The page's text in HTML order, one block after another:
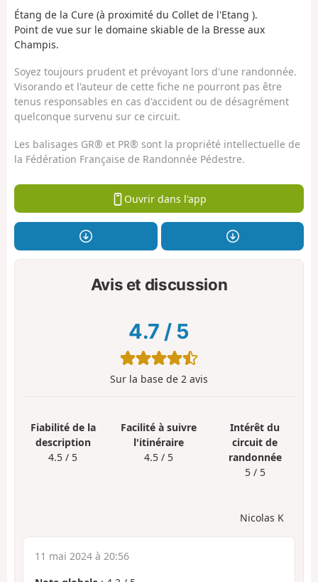
Étang de la Cure (à proximité du Collet de l'Etang ).
Point de vue sur le domaine skiable de la Bresse aux
Champis.
Soyez toujours prudent et prévoyant lors d'une randonnée.
Visorando et l'auteur de cette fiche ne pourront pas être
tenus responsables en cas d'accident ou de désagrément
quelconque survenu sur ce circuit.
Les balisages GR® et PR® sont la propriété intellectuelle de
la Fédération Française de Randonnée Pédestre.
Ouvrir dans l'app
Avis et discussion
4.7 / 5
Sur la base de 2 avis
Fiabilité de la
description
4.5 / 5
Facilité à suivre
l'itinéraire
4.5 / 5
Intérêt du
circuit de
randonnée
5 / 5
Nicolas K
11 mai 2024 à 20:56